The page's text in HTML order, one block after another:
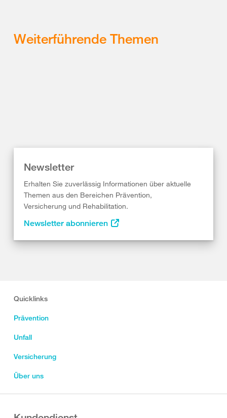
Weiterführende Themen
Newsletter
Erhalten Sie zuverlässig Informationen über aktuelle
Themen aus den Bereichen Prävention,
Versicherung und Rehabilitation.
Newsletter abonnieren
Quicklinks
Prävention
Unfall
Versicherung
Über uns